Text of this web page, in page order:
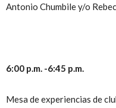
Antonio Chumbile y/o
6:00 p.m. -6:45 p.m.
Mesa de experiencias de